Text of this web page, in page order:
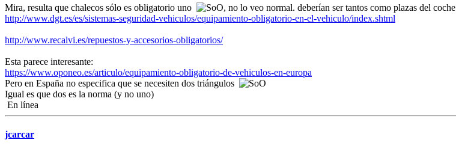
Mira, resulta que chalecos sólo es obligatorio uno
, no lo veo normal. deberían ser tantos como plazas del coche
http://www.dgt.es/es/sistemas-seguridad-vehiculos/equipamiento-obligatorio-en-el-vehiculo/index.shtml
http://www.recalvi.es/repuestos-y-accesorios-obligatorios/
Esta parece interesante:
https://www.oponeo.es/articulo/equipamiento-obligatorio-de-vehiculos-en-europa
Pero en España no especifica que se necesiten dos triángulos
Igual es que dos es la norma (y no uno)
En línea
jcarcar